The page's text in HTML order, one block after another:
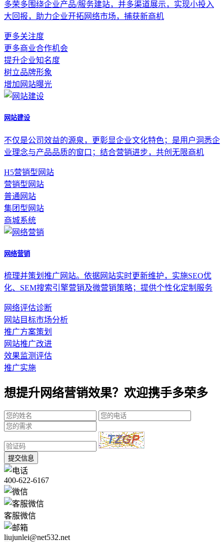
多荣多围绕企业产品/服务建站，并多渠道展示，实现小投入
大回报，助力企业开拓网络市场，捕获新商机
更多关注度
更多商业合作机会
提升企业知名度
树立品牌形象
增加网站曝光
网站建设
不仅是公司效益的源泉，更彰显企业文化特色；是用户洞悉企
业理念与产品品质的窗口；结合营销进步，共创无限商机
H5营销型网站
营销型网站
普通网站
集团型网站
商城系统
网络营销
梳理并策划推广网站。依据网站实时更新维护，实施SEO优
化、SEM搜索引擎营销及微营销策略；提供个性化定制服务
网络评估诊断
网站目标市场分析
推广方案策划
网站推广改进
效果监测评估
推广实施
想提升网络营销效果？欢迎携手多荣多
提交信息
400-622-6167
客服微信
liujunlei@net532.net